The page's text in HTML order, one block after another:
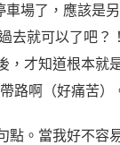
場了，應該是
就可以了吧？
才知道根本就
路啊（好痛苦）
點。當我好不容